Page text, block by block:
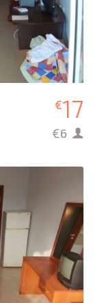
€17
€6